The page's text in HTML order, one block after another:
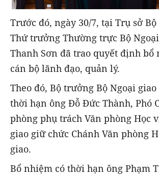
Trước đó, ngày 30/7, tại Trụ sở
Thứ trưởng Thường trực Bộ
Thanh Sơn đã trao quyết định bổ
cán bộ lãnh đạo, quản lý.
Theo đó, Bộ trưởng Bộ Ngoại
thời hạn ông Đỗ Đức Thành, Phó
phòng phụ trách Văn phòng Học
giao giữ chức Chánh Văn phòng
giao.
Bổ nhiệm có thời hạn ông Phạm